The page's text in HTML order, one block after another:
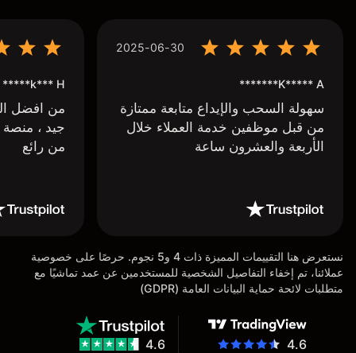
2025-06-30
K***** A*******
سهولة السحب والإيداع متابعة ممتازة
من قبل موظفين خدمة العملاء خلال
الأربعة والعشرون ساعة
k*** H*****
من افضل
جيد ،
من رائع
نستعرض هنا التقييمات المميزة ذات 4 و5 نجوم. حرصًا على خصوصية
عملائنا، تم إخفاء التفاصيل الشخصية للمستخدمين عن عمد تماشيًا مع
متطلبات لائحة حماية البيانات العامة (GDPR)
4.6
4.6